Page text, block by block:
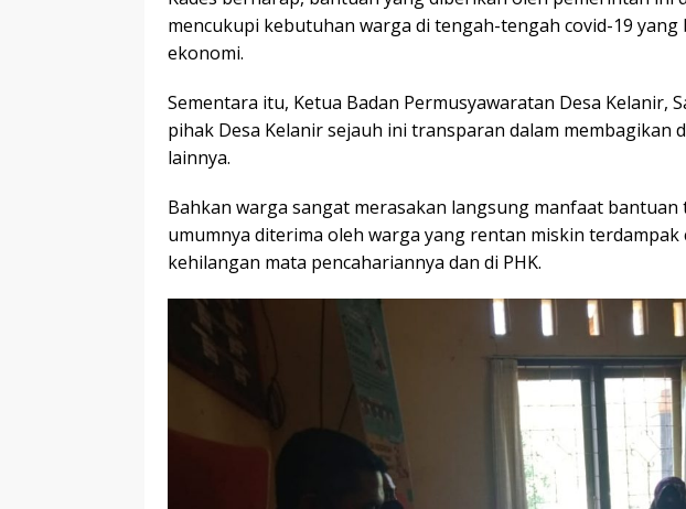
mencukupi kebutuhan warga di tengah-tengah covid-19 yang
ekonomi.
Sementara itu, Ketua Badan Permusyawaratan Desa Kelanir,
pihak Desa Kelanir sejauh ini transparan dalam membagikan
lainnya.
Bahkan warga sangat merasakan langsung manfaat
umumnya diterima oleh warga yang rentan miskin
kehilangan mata pencahariannya dan di PHK.